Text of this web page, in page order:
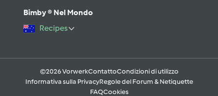
Bimby ® Nel Mondo
Recipes
©2026 VorwerkContattoCondizioni di utilizzo
Informativa sulla PrivacyRegole del Forum & Netiquette
FAQCookies